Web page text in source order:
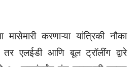
मासेमारी करणाऱ्या यांत्रिकी नौका
एलईडी आणि बूल ट्रॉलींग द्वारे